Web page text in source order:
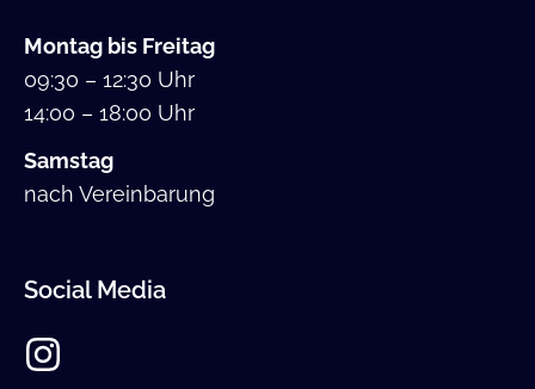
Montag bis Freitag
09:30 – 12:30 Uhr
14:00 – 18:00 Uhr
Samstag
nach Vereinbarung
Social Media